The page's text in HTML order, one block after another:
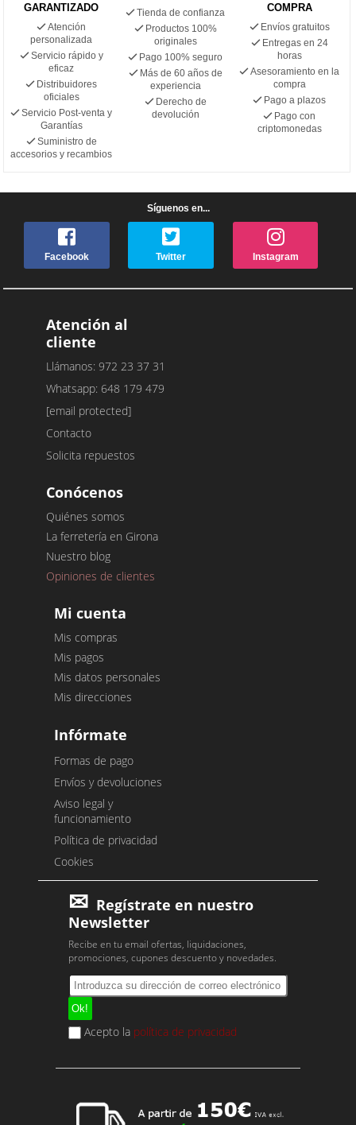
GARANTIZADO
Atención
personalizada
Servicio rápido y
eficaz
Distribuidores
oficiales
Servicio Post-venta y
Garantías
Suministro de
accesorios y recambios
Tienda de confianza
Productos 100%
originales
Pago 100% seguro
Más de 60 años de
experiencia
Derecho de
devolución
COMPRA
Envíos gratuitos
Entregas en 24
horas
Asesoramiento en la
compra
Pago a plazos
Pago con
criptomonedas
Síguenos en...
Facebook Twitter Instagram
Atención al
cliente
Llámanos: 972 23 37 31
Whatsapp: 648 179 479
[email protected]
Contacto
Solicita repuestos
Conócenos
Quiénes somos
La ferretería en Girona
Nuestro blog
Opiniones de clientes
Mi cuenta
Mis compras
Mis pagos
Mis datos personales
Mis direcciones
Infórmate
Formas de pago
Envíos y devoluciones
Aviso legal y
funcionamiento
Política de privacidad
Cookies
Regístrate en nuestro
Newsletter
Recibe en tu email ofertas, liquidaciones,
promociones, cupones descuento y novedades.
Acepto la política de privacidad